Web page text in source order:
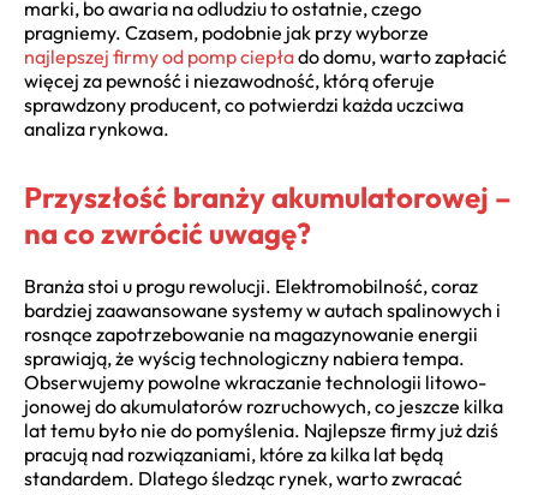
marki, bo awaria na odludziu to ostatnie, czego
pragniemy. Czasem, podobnie jak przy wyborze
najlepszej firmy od pomp ciepłado domu, warto zapłacić
więcej za pewność i niezawodność, którą oferuje
sprawdzony producent, co potwierdzi każda uczciwa
analiza rynkowa.
Przyszłość branży akumulatorowej –
na co zwrócić uwagę?
Branża stoi u progu rewolucji. Elektromobilność, coraz
bardziej zaawansowane systemy w autach spalinowych i
rosnące zapotrzebowanie na magazynowanie energii
sprawiają, że wyścig technologiczny nabiera tempa.
Obserwujemy powolne wkraczanie technologii litowo-
jonowej do akumulatorów rozruchowych, co jeszcze kilka
lat temu było nie do pomyślenia. Najlepsze firmy już dziś
pracują nad rozwiązaniami, które za kilka lat będą
standardem. Dlatego śledząc rynek, warto zwracać